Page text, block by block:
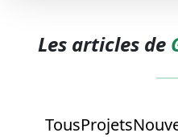
Les articles de
TousProjets